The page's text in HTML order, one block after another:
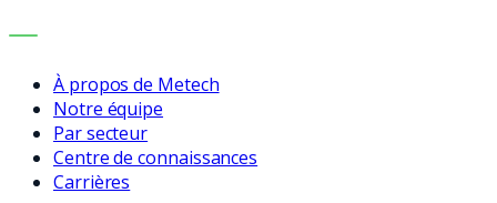
ENTREPRISE
À propos de Metech
Notre équipe
Par secteur
Centre de connaissances
Carrières